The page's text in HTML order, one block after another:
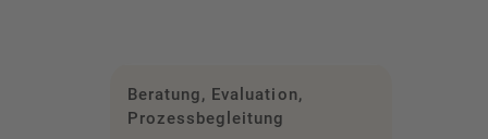
Beratung, Evaluation,
Prozessbegleitung